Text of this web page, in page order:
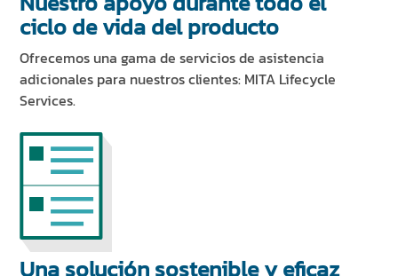
ciclo de vida del producto
Ofrecemos una gama de servicios de asistencia
adicionales para nuestros clientes: MITA Lifecycle
Services.
Una solución sostenible y eficaz